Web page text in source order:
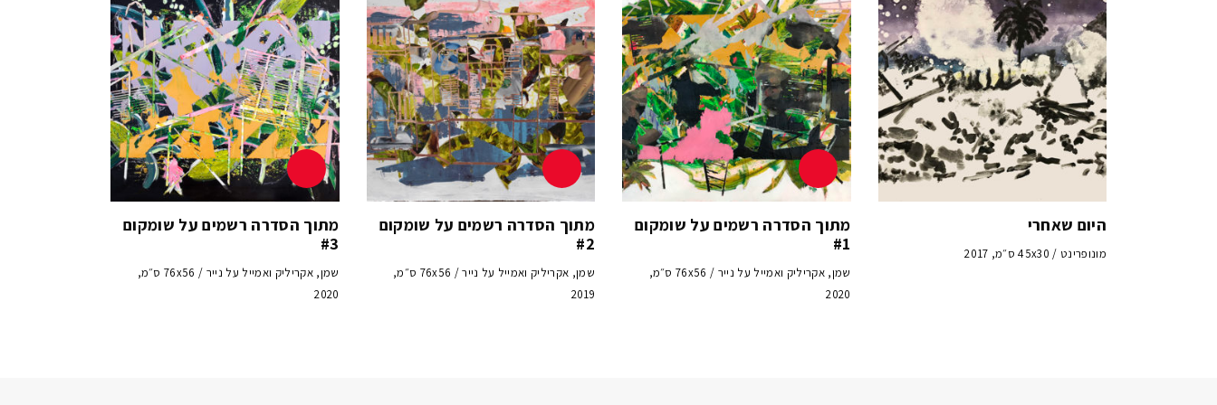
היום שאחרי
מונופרינט / 45x30 ס״מ, 2017
מתוך הסדרה רשמים על שומקום
#1
שמן, אקריליק ואמייל על נייר / 76x56 ס״מ,
2020
מתוך הסדרה רשמים על שומקום
#2
שמן, אקריליק ואמייל על נייר / 76x56 ס״מ,
2019
מתוך הסדרה רשמים על שומקום
#3
שמן, אקריליק ואמייל על נייר / 76x56 ס״מ,
2020